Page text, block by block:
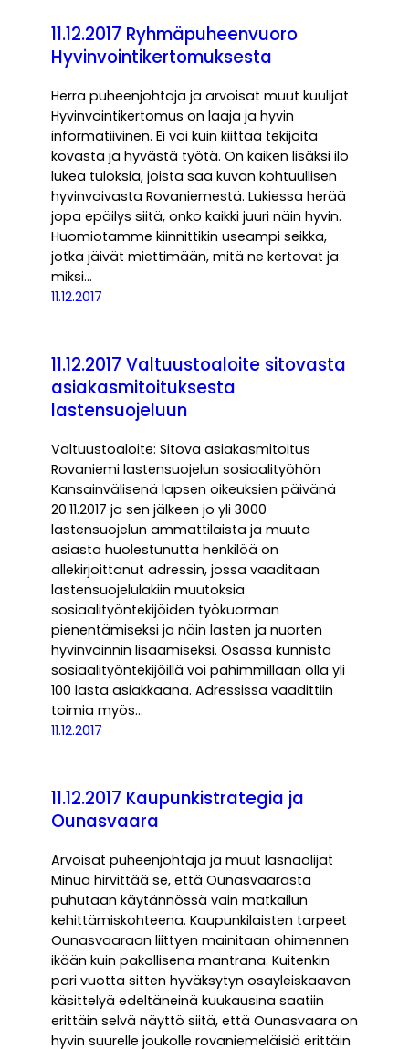
11.12.2017 Ryhmäpuheenvuoro
Hyvinvointikertomuksesta
Herra puheenjohtaja ja arvoisat muut kuulijat
Hyvinvointikertomus on laaja ja hyvin
informatiivinen. Ei voi kuin kiittää tekijöitä
kovasta ja hyvästä työtä. On kaiken lisäksi ilo
lukea tuloksia, joista saa kuvan kohtuullisen
hyvinvoivasta Rovaniemestä. Lukiessa herää
jopa epäilys siitä, onko kaikki juuri näin hyvin.
Huomiotamme kiinnittikin useampi seikka,
jotka jäivät miettimään, mitä ne kertovat ja
miksi…
11.12.2017
11.12.2017 Valtuustoaloite sitovasta
asiakasmitoituksesta
lastensuojeluun
Valtuustoaloite: Sitova asiakasmitoitus
Rovaniemi lastensuojelun sosiaalityöhön
Kansainvälisenä lapsen oikeuksien päivänä
20.11.2017 ja sen jälkeen jo yli 3000
lastensuojelun ammattilaista ja muuta
asiasta huolestunutta henkilöä on
allekirjoittanut adressin, jossa vaaditaan
lastensuojelulakiin muutoksia
sosiaalityöntekijöiden työkuorman
pienentämiseksi ja näin lasten ja nuorten
hyvinvoinnin lisäämiseksi. Osassa kunnista
sosiaalityöntekijöillä voi pahimmillaan olla yli
100 lasta asiakkaana. Adressissa vaadittiin
toimia myös…
11.12.2017
11.12.2017 Kaupunkistrategia ja
Ounasvaara
Arvoisat puheenjohtaja ja muut läsnäolijat
Minua hirvittää se, että Ounasvaarasta
puhutaan käytännössä vain matkailun
kehittämiskohteena. Kaupunkilaisten tarpeet
Ounasvaaraan liittyen mainitaan ohimennen
ikään kuin pakollisena mantrana. Kuitenkin
pari vuotta sitten hyväksytyn osayleiskaavan
käsittelyä edeltäneinä kuukausina saatiin
erittäin selvä näyttö siitä, että Ounasvaara on
hyvin suurelle joukolle rovaniemeläisiä erittäin